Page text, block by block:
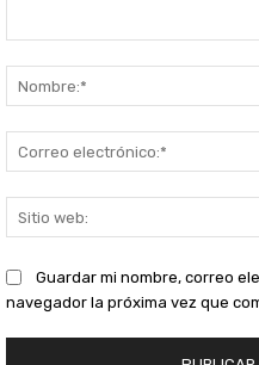
Guardar mi nombre, correo
navegador la próxima vez que